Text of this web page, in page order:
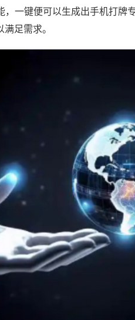
一键便可以生成出手机打牌
足需求。